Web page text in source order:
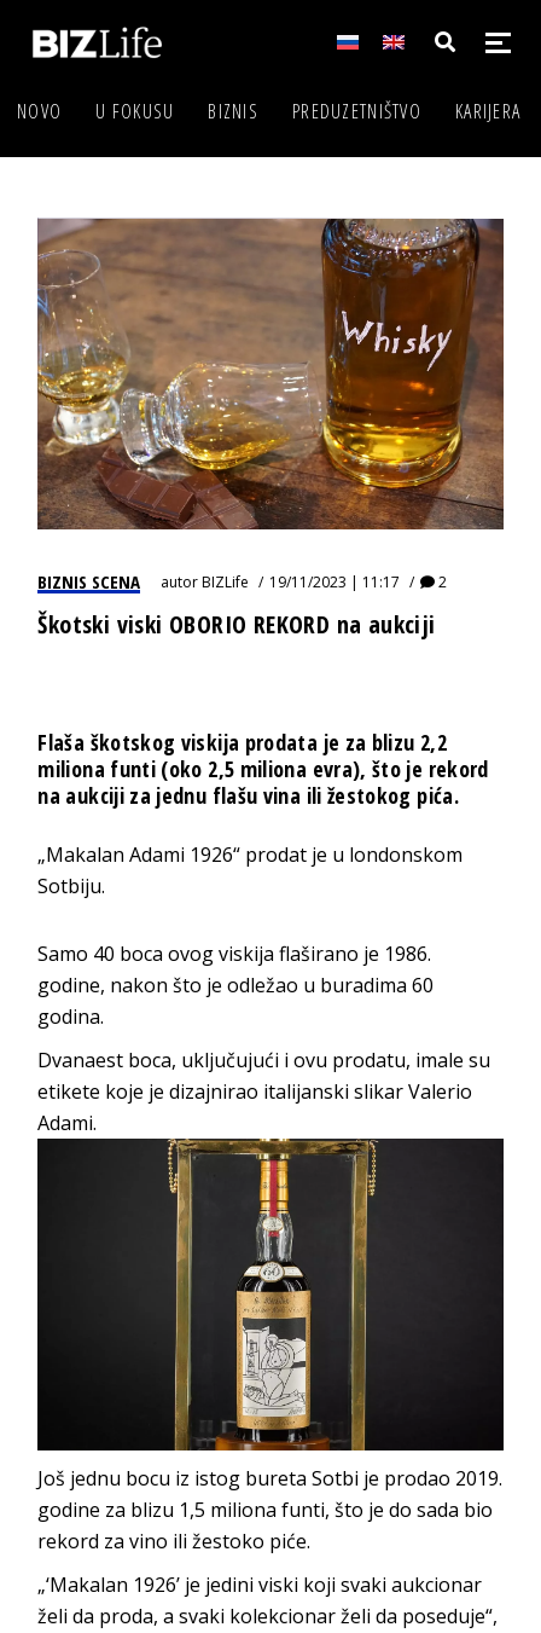
NOVO U FOKUSU BIZNIS PREDUZETNIŠTVO KARIJERA
BIZNIS SCENA autorBIZLife 19/11/2023 | 11:17 2
Škotski viski OBORIO REKORD na aukciji
Flaša škotskog viskija prodata je za blizu 2,2
miliona funti (oko 2,5 miliona evra), što je rekord
na aukciji za jednu flašu vina ili žestokog pića.
„Makalan Adami 1926“ prodat je u londonskom
Sotbiju.
Samo 40 boca ovog viskija flaširano je 1986.
godine, nakon što je odležao u buradima 60
godina.
Dvanaest boca, uključujući i ovu prodatu, imale su
etikete koje je dizajnirao italijanski slikar Valerio
Adami.
Još jednu bocu iz istog bureta Sotbi je prodao 2019.
godine za blizu 1,5 miliona funti, što je do sada bio
rekord za vino ili žestoko piće.
„‘Makalan 1926’ je jedini viski koji svaki aukcionar
želi da proda, a svaki kolekcionar želi da poseduje“,